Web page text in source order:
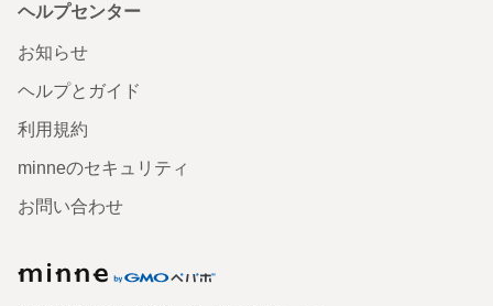
ヘルプセンター
お知らせ
ヘルプとガイド
利用規約
minneのセキュリティ
お問い合わせ